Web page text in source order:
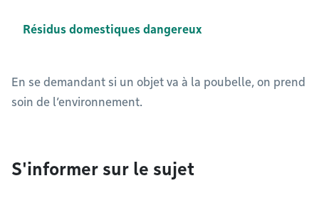
Résidus domestiques dangereux
En se demandant si un objet va à la poubelle, on prend
soin de l’environnement.
S'informer sur le sujet